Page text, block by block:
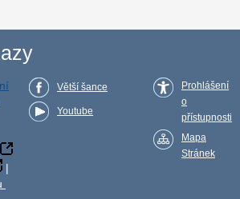
|
Větší šance
Youtube
Prohlášení
o
přístupnosti
Mapa
Stránek